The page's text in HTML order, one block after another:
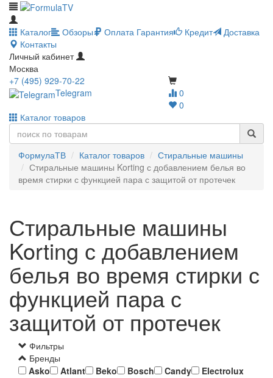
Каталог Обзоры Оплата Гарантия Кредит
Доставка
Контакты
Личный кабинет
Москва
0
0
+7 (495) 929-70-22
Telegram
Каталог товаров
ФормулаТВ Каталог товаров
Стиральные машины
Стиральные машины Korting с добавлением белья во
время стирки с функцией пара с защитой от протечек
Стиральные машины
Korting с добавлением
белья во время стирки с
функцией пара с
защитой от протечек
Фильтры
Бренды
Asko
Atlant Beko Bosch Candy
Electrolux